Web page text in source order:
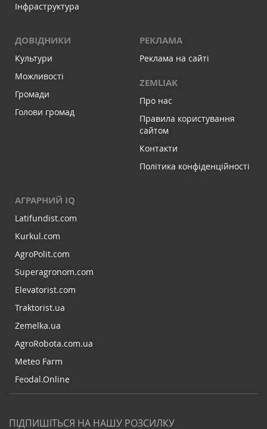
Інфраструктура
ДОВІДНИКИ
Культури
Можливості
Громади
Голови громад
РЕКЛАМА
Реклама на сайті
ZEMLIAK
Про нас
Правила користування
сайтом
Контакти
Політика конфіденційності
АГРАРНИЙ IQ
Latifundist.com
Kurkul.com
AgroPolit.com
Superagronom.com
Elevatorist.com
Traktorist.ua
Zemelka.ua
AgroRobota.com.ua
Meteo Farm
Feodal.Online
ПІДПИШІТЬСЯ НА НАШУ РОЗСИЛКУ